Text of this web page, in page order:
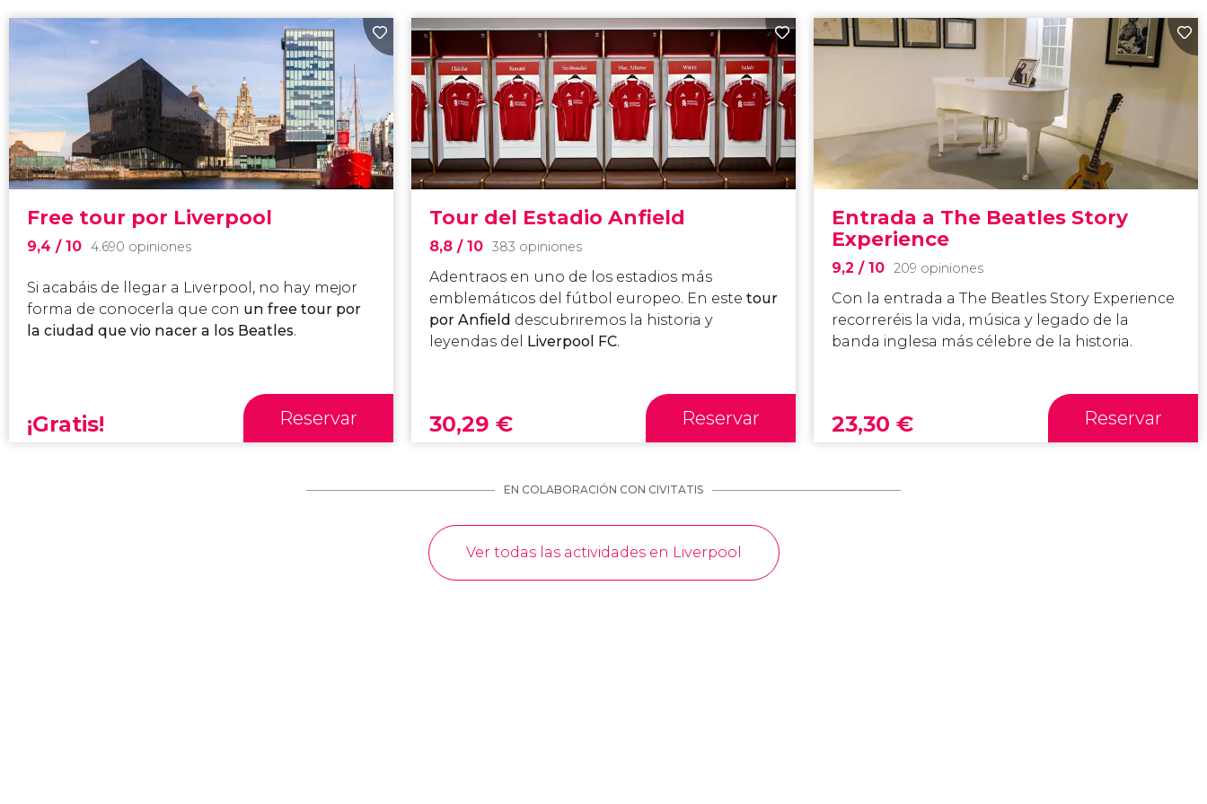
Free tour por Liverpool
9,4/ 10 4.690 opiniones
Si acabáis de llegar a Liverpool, no hay mejor
forma de conocerla que con un free tour por
la ciudad que vio nacer a los Beatles.
¡Gratis! Reservar
Tour del Estadio Anfield
8,8 / 10 383 opiniones
Adentraos en uno de los estadios más
emblemáticos del fútbol europeo. En este tour
por Anfield descubriremos la historia y
leyendas del
Liverpool FC.
30,29 € Reservar
Entrada a The Beatles Story
Experience
9,2 / 10 209 opiniones
Con la entrada a The Beatles Story Experience
recorreréis la vida, música y legado de la
banda inglesa más célebre de la historia.
23,30 € Reservar
EN COLABORACIÓN CON CIVITATIS
Ver todas las actividades en Liverpool